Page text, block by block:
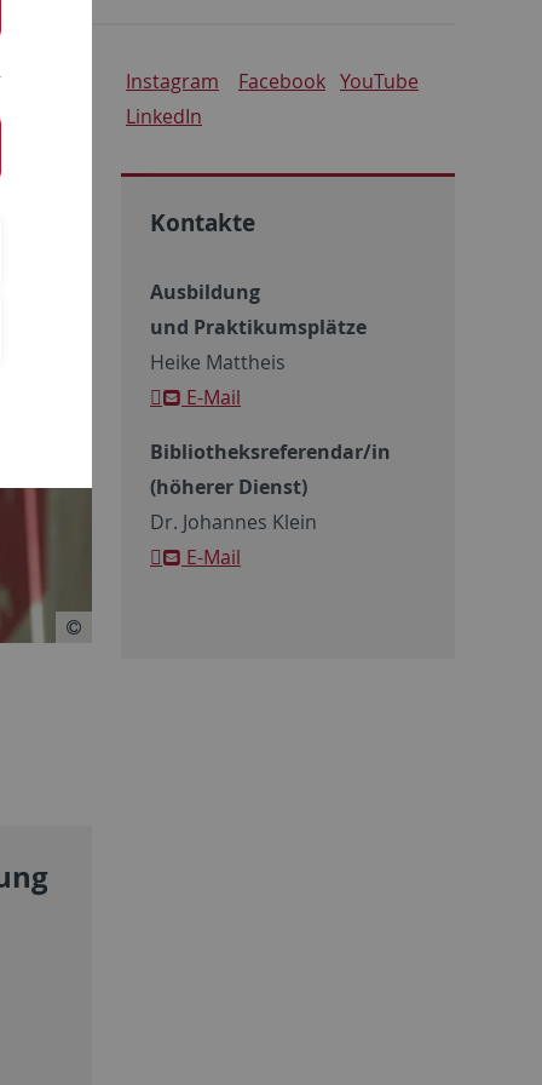
Instagram Facebook YouTube
LinkedIn
Kontakte
Ausbildung
und Praktikumsplätze
Heike Mattheis
E-Mail
Bibliotheksreferendar/in
(höherer Dienst)
Dr. Johannes Klein
E-Mail